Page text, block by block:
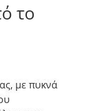
το
με πυκνά